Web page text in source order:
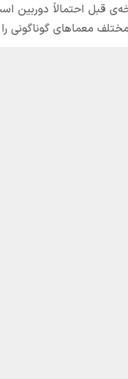
قبل احتمالاً دوربین
معماهای گوناگونی